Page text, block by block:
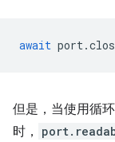
await port.
但是，当使用循
时，